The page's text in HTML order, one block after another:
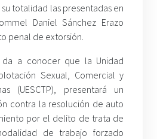
totalidad las presentadas en
Daniel Sánchez Erazo
penal de extorsión.
a conocer que la Unidad
Sexual, Comercial y
(UESCTP), presentará un
contra la resolución de auto
por el delito de trata de
de trabajo forzado